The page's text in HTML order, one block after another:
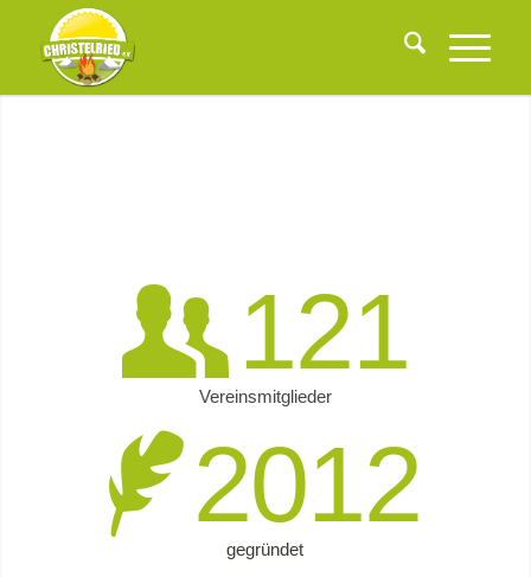
121
Vereinsmitglieder
2012
gegründet